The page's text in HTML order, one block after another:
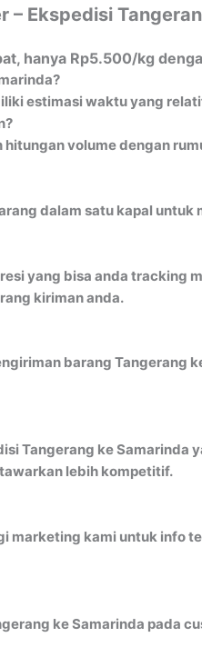
– Ekspedisi
hanya Rp5.500/kg
estimasi waktu yang
volume dengan
dalam satu kapal
yang bisa anda tracking
kiriman anda.
barang Tangerang
Tangerang ke Samarinda
lebih kompetitif.
marketing kami untuk info
ke Samarinda pada